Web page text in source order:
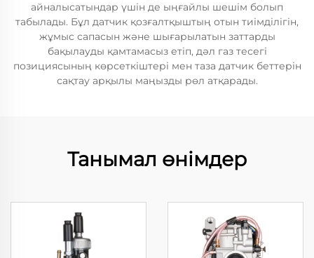
айналысатындар үшін де ыңғайлы шешім болып
табылады. Бұл датчик қозғалтқыштың отын тиімділігін,
жұмыс сапасын және шығарылатын заттарды
бақылауды қамтамасыз етіп, дәл газ тесегі
позициясының көрсеткіштері мен таза датчик беттерін
сақтау арқылы маңызды рөл атқарады.
Танымал өнімдер